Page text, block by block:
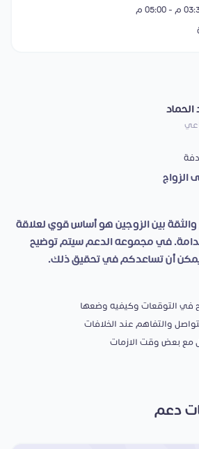
الزواج
والثقة بين الزوجين هو أساس قوي لعلاقة
في مجموعه الدعم سيتم توضيح
أن تساعدكم في تحقيق ذلك.
في التوقعات وكيفيه وضعها
والتفاهم عند الخلافات
مع بعض وقت الازمات
دعم